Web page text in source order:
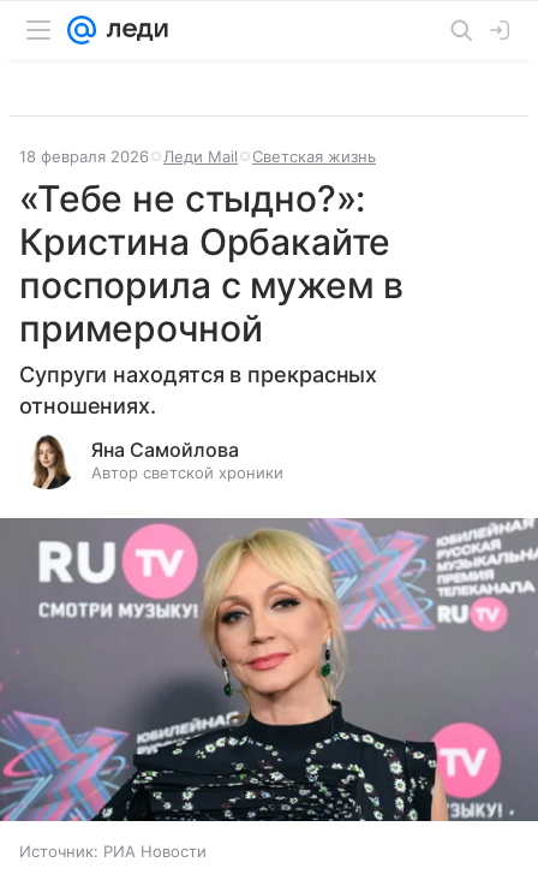
18 февраля 2026 Леди Mail Светская жизнь
«Тебе не стыдно?»:
Кристина Орбакайте
поспорила с мужем в
примерочной
Супруги находятся в прекрасных
отношениях.
Яна Самойлова
Автор светской хроники
Источник: РИА Новости